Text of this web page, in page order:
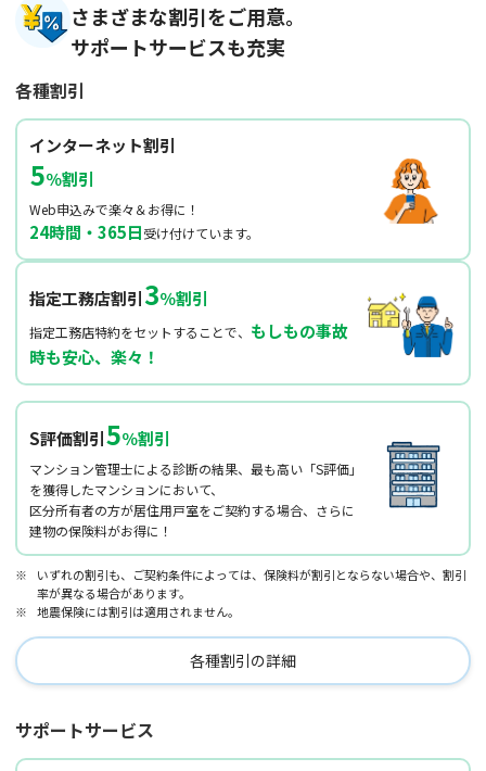
さまざまな割引をご用意。
サポートサービスも充実
各種割引
インターネット割引
5％割引
Web申込みで楽々＆お得に！
24時間・365日受け付けています。
指定工務店割引3％割引
指定工務店特約をセットすることで、 もしもの事故
時も安心、楽々！
S評価割引5％割引
マンション管理士による診断の結果、最も高い「S評価」
を獲得したマンションにおいて、
区分所有者の方が居住用戸室をご契約する場合、さらに
建物の保険料がお得に！
※
いずれの割引も、ご契約条件によっては、保険料が割引とならない場合や、割引
率が異なる場合があります。
※
地震保険には割引は適用されません。
各種割引の詳細
サポートサービス